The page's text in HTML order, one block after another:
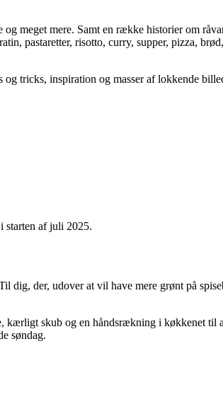
meget mere. Samt en række historier om
pastaretter, risotto, curry, supper, pizza,
tricks, inspiration og masser af lokkende
starten af juli 2025.
dig, der, udover at vil have mere grønt på
skub og en håndsrækning i køkkenet til
søndag.